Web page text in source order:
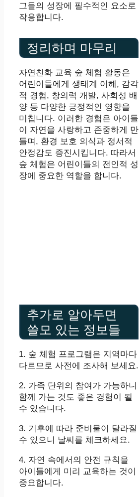
그들의 성장에 필수적인 요소로
작용합니다.
정리하며 마무리
자연친화 교육 숲 체험 활동은
어린이들에게 생태계 이해, 감각
적 경험, 창의력 개발, 사회성 배
양 등 다양한 긍정적인 영향을
미칩니다. 이러한 경험은 아이들
이 자연을 사랑하고 존중하게 만
들며, 환경 보호 의식과 정서적
안정감도 증진시킵니다. 따라서
숲 체험은 어린이들의 전인적 성
장에 중요한 역할을 합니다.
추가로 알아두면
쓸모 있는 정보들
1. 숲 체험 프로그램은 지역마다
다르므로 사전에 조사해 보세요.
2. 가족 단위의 참여가 가능하니
함께 가는 것도 좋은 경험이 될
수 있습니다.
3. 기후에 따라 준비물이 달라질
수 있으니 날씨를 체크하세요.
4. 자연 속에서의 안전 규칙을
아이들에게 미리 교육하는 것이
중요합니다.